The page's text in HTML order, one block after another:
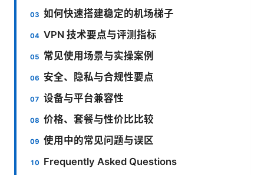
如何快速搭建稳定的机场梯子
VPN 技术要点与评测指标
常见使用场景与实操案例
安全、隐私与合规性要点
设备与平台兼容性
价格、套餐与性价比比较
使用中的常见问题与误区
Frequently Asked Questions